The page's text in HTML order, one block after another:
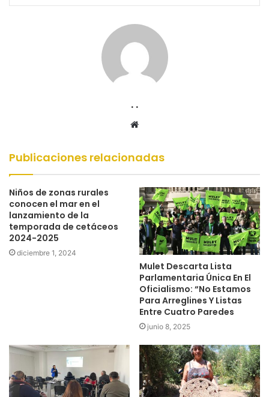
. .
Sitio
Publicaciones relacionadas
Niños de zonas rurales
conocen el mar en el
lanzamiento de la
temporada de cetáceos
2024-2025
diciembre 1, 2024
Mulet Descarta Lista
Parlamentaria Única En El
Oficialismo: “No Estamos
Para Arreglines Y Listas
Entre Cuatro Paredes
junio 8, 2025